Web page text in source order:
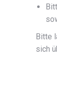
Bitte
sich